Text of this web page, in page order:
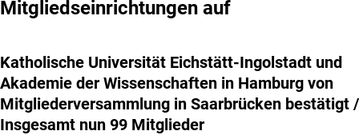
Mitgliedseinrichtungen auf
Katholische Universität Eichstätt-Ingolstadt und
Akademie der Wissenschaften in Hamburg von
Mitgliederversammlung in Saarbrücken bestätigt /
Insgesamt nun 99 Mitglieder